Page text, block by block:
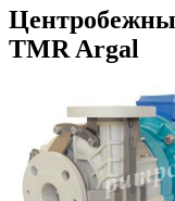
TMR Argal